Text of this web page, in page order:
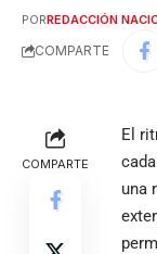
PORREDACCIÓN
COMPARTE
COMPARTE
El
una